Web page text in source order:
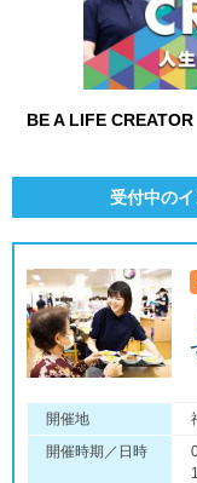
BE A LIFE
受付中の
開催地
開催時期／日時